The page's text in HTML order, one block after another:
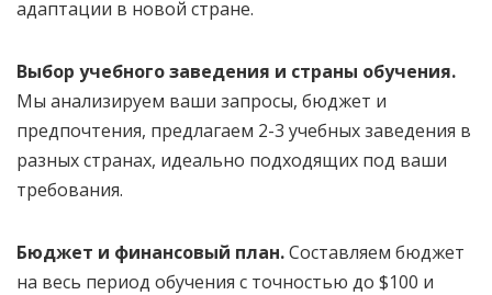
адаптации в новой стране.
Выбор учебного заведения и страны обучения.
Мы анализируем ваши запросы, бюджет и
предпочтения, предлагаем 2-3 учебных заведения в
разных странах, идеально подходящих под ваши
требования.
Бюджет и финансовый план.Составляем бюджет
на весь период обучения с точностью до $100 и